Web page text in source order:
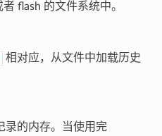
flash 的文件系统中。
相对应，从文件中加载历史
录的内存。当使用完